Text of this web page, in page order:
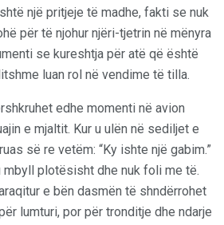
një pritjeje të madhe, fakti se nuk
për të njohur njëri-tjetrin në mënyra
se kureshtja për atë që është
luan rol në vendime të tilla.
edhe momenti në avion
e mjaltit. Kur u ulën në sediljet e
së re vetëm: “Ky ishte një gabim.”
mbyll plotësisht dhe nuk foli me të.
e bën dasmën të shndërrohet
lumturi, por për tronditje dhe ndarje